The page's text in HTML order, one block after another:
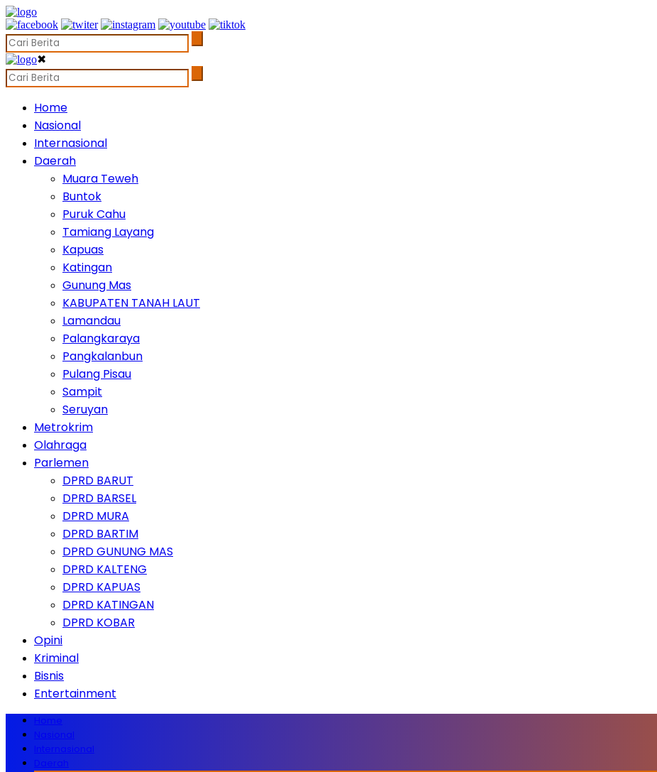
✖
Home
Nasional
Internasional
Daerah
Muara Teweh
Buntok
Puruk Cahu
Tamiang Layang
Kapuas
Katingan
Gunung Mas
KABUPATEN TANAH LAUT
Lamandau
Palangkaraya
Pangkalanbun
Pulang Pisau
Sampit
Seruyan
Metrokrim
Olahraga
Parlemen
DPRD BARUT
DPRD BARSEL
DPRD MURA
DPRD BARTIM
DPRD GUNUNG MAS
DPRD KALTENG
DPRD KAPUAS
DPRD KATINGAN
DPRD KOBAR
Opini
Kriminal
Bisnis
Entertainment
Home
Nasional
Internasional
Daerah